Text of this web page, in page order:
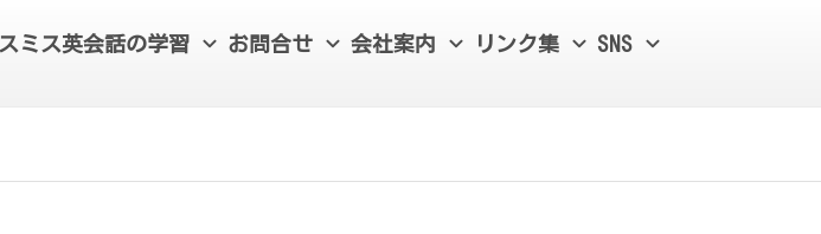
スミス英会話の学習 お問合せ 会社案内 リンク集 SNS